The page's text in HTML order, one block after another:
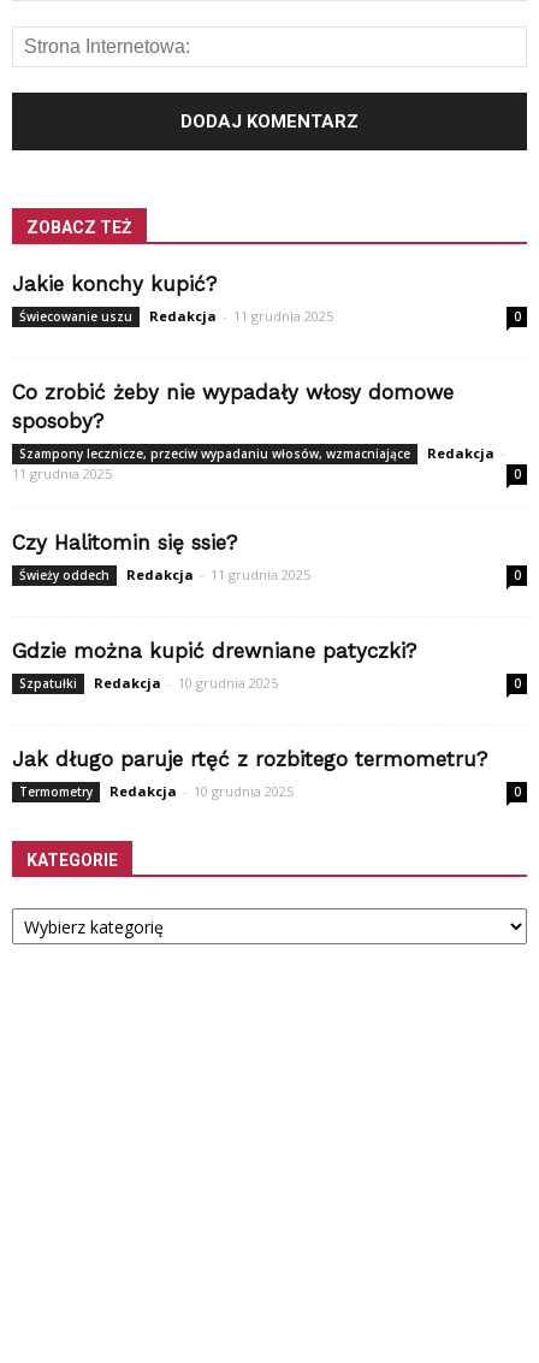
ZOBACZ TEŻ
Jakie konchy kupić?
Świecowanie uszu Redakcja - 11 grudnia 2025 0
Co zrobić żeby nie wypadały włosy domowe
sposoby?
Szampony lecznicze, przeciw wypadaniu włosów, wzmacniające Redakcja -
11 grudnia 2025
0
Czy Halitomin się ssie?
Świeży oddech Redakcja - 11 grudnia 2025 0
Gdzie można kupić drewniane patyczki?
Szpatułki Redakcja - 10 grudnia 2025 0
Jak długo paruje rtęć z rozbitego termometru?
Termometry Redakcja - 10 grudnia 2025 0
KATEGORIE
Kategorie